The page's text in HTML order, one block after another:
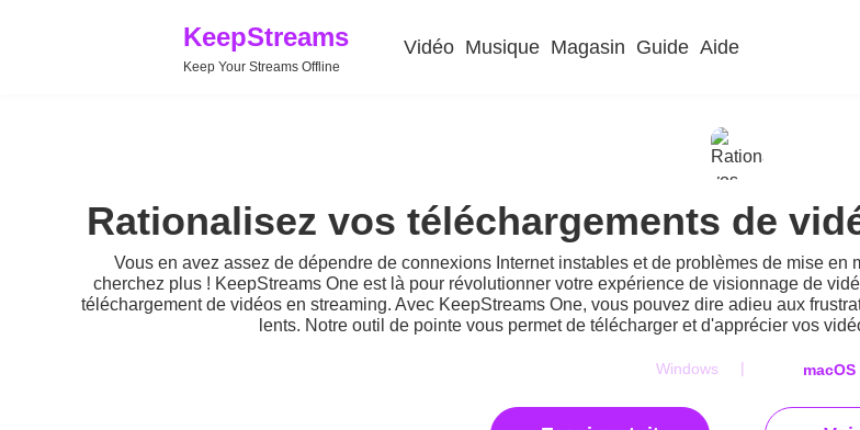
KeepStreams
Keep Your Streams Offline
Vidéo Musique Magasin Guide Aide
Rationalisez vos téléchargements de
Vous en avez assez de dépendre de connexions Internet instables et de problèmes de mise
cherchez plus ! KeepStreams One est là pour révolutionner votre expérience de visionnage de
téléchargement de vidéos en streaming. Avec KeepStreams One, vous pouvez dire adieu aux
lents. Notre outil de pointe vous permet de télécharger et d'apprécier vos
Windows | macOS